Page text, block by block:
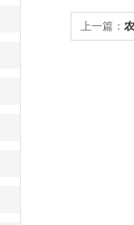
上一篇：